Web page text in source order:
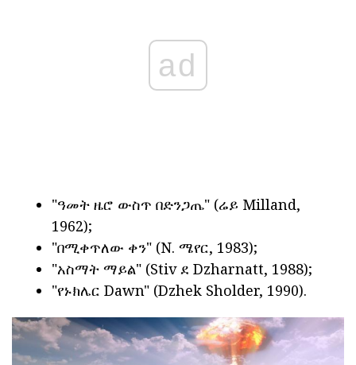
ad
"ዓመት ዜሮ ውስጥ በድንጋጤ" (ሬይ Milland,
1962);
"በሚቀጥለው ቀን" (N. ሜየር, 1983);
"አስማት ማይል" (Stiv ደ Dzharnatt, 1988);
"የኑክሌር Dawn" (Dzhek Sholder, 1990).